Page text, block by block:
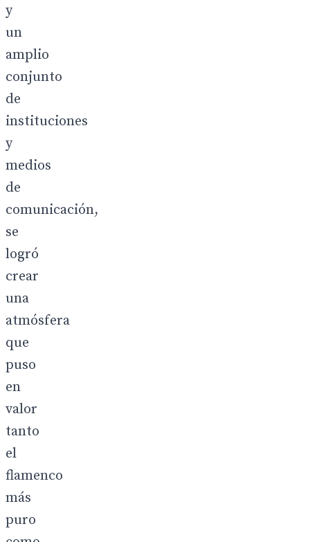
y
un
amplio
conjunto
de
instituciones
y
medios
de
comunicación,
se
logró
crear
una
atmósfera
que
puso
en
valor
tanto
el
flamenco
más
puro